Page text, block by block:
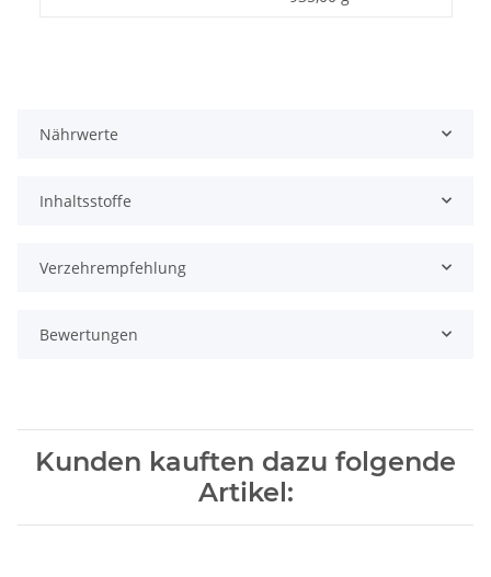
Nährwerte
Inhaltsstoffe
Verzehrempfehlung
Bewertungen
Kunden kauften dazu folgende
Artikel: